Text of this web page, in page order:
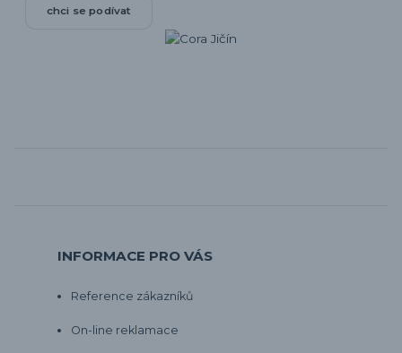
chci se podívat
INFORMACE PRO VÁS
Reference zákazníků
On-line reklamace